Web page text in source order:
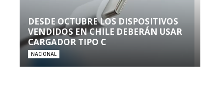
DESDE OCTUBRE LOS DISPOSITIVOS
VENDIDOS EN CHILE DEBERÁN USAR
CARGADOR TIPO C
NACIONAL